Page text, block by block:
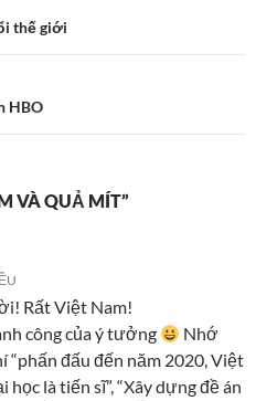
thế giới
HBO
VÀ QUẢ MÍT”
Rất Việt Nam!
công của ý tưởng
Nhớ
“phấn đấu đến năm 2020, Việt
học là tiến sĩ”, “Xây dựng đề án